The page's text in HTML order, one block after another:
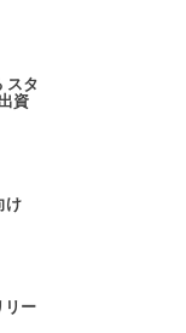
スタ
資
け
リー